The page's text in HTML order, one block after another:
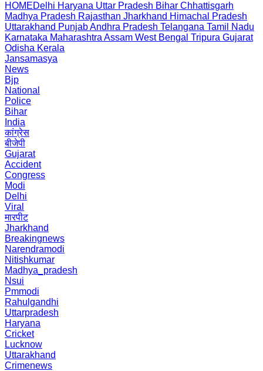
HOMEDelhi Haryana Uttar Pradesh Bihar Chhattisgarh
Madhya Pradesh Rajasthan Jharkhand Himachal Pradesh
Uttarakhand PunjabAndhra Pradesh Telangana Tamil Nadu
Karnataka Maharashtra Assam West Bengal Tripura Gujarat
Odisha Kerala
Jansamasya
News
Bjp
National
Police
Bihar
India
कांग्रेस
बीजेपी
Gujarat
Accident
Congress
Modi
Delhi
Viral
मारपीट
Jharkhand
Breakingnews
Narendramodi
Nitishkumar
Madhya_pradesh
Nsui
Pmmodi
Rahulgandhi
Uttarpradesh
Haryana
Cricket
Lucknow
Uttarakhand
Crimenews